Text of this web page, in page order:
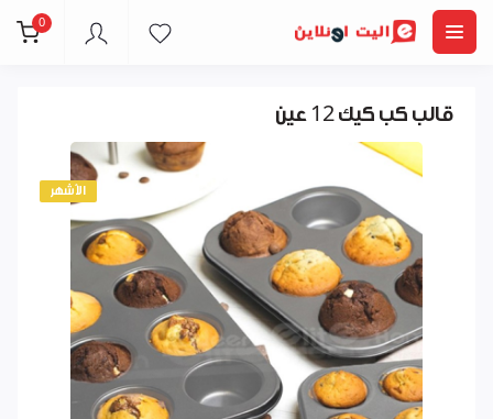
0
قالب كب كيك 12 عين
الأشهر